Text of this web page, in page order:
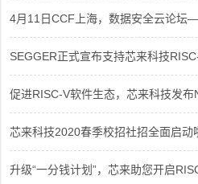
4月11日CCF上海，数据安全云论坛
SEGGER正式宣布支持芯来科技
促进RISC-V软件生态，芯来科技发
芯来科技2020春季校招社招全面启动
升级“一分钱计划”，芯来助您开启